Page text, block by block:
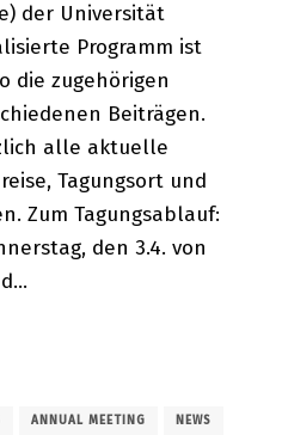
der Universität
Programm ist
die zugehörigen
Beiträgen.
alle aktuelle
Tagungsort und
Zum Tagungsablauf:
den 3.4. von
ANNUAL MEETING NEWS